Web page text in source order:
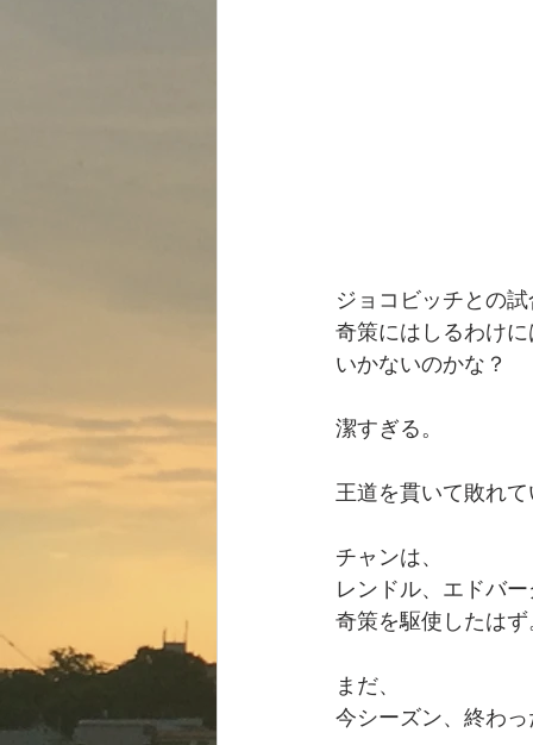
ジョコビッチとの
奇策にはしるわけ
いかないのかな？
潔すぎる。
王道を貫いて敗れ
チャンは、
レンドル、エドバ
奇策を駆使したは
まだ、
今シーズン、終わ